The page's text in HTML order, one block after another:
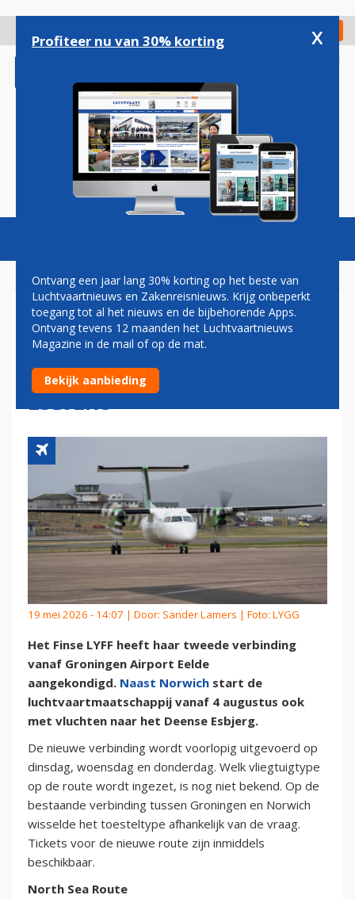
gaan
Check in
Magazine Podcasts Vacatures
LYGG BREIDT UIT OP
GRONINGEN AIRPORT EELDE:
OOK VERBINDING MET
ESBJERG
19 mei 2026 - 14:07 | Door: Sander Lamers | Foto: LYGG
Het Finse LYFF heeft haar tweede verbinding
vanaf Groningen Airport Eelde
aangekondigd. Naast Norwich start de
luchtvaartmaatschappij vanaf 4 augustus ook
met vluchten naar het Deense Esbjerg.
De nieuwe verbinding wordt voorlopig uitgevoerd op
dinsdag, woensdag en donderdag. Welk vliegtuigtype
op de route wordt ingezet, is nog niet bekend. Op de
bestaande verbinding tussen Groningen en Norwich
wisselde het toesteltype afhankelijk van de vraag.
Tickets voor de nieuwe route zijn inmiddels
beschikbaar.
North Sea Route
Profiteer nu van 30% korting x
Ontvang een jaar lang 30% korting op het beste van
Luchtvaartnieuws en Zakenreisnieuws. Krijg onbeperkt
toegang tot al het nieuws en de bijbehorende Apps.
Ontvang tevens 12 maanden het Luchtvaartnieuws
Magazine in de mail of op de mat.
Bekijk aanbieding